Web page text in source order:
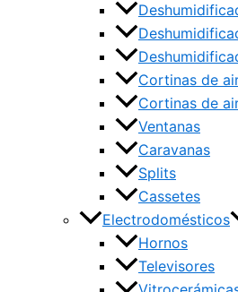
Cortinas de
Cortinas de
Ventanas
Caravanas
Splits
Cassetes
Electrodomésticos
Hornos
Televisores